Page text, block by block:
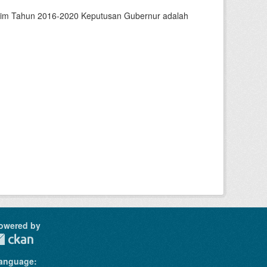
Tahun 2016-2020 Keputusan Gubernur adalah
by